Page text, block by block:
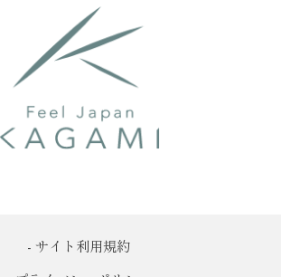
- サイト利用規約